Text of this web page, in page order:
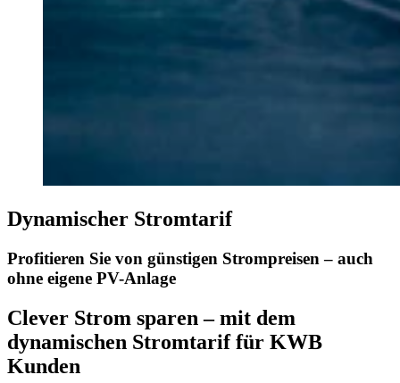
Dynamischer Stromtarif
Profitieren Sie von günstigen Strompreisen – auch
ohne eigene PV-Anlage
Clever Strom sparen – mit dem
dynamischen Stromtarif für KWB
Kunden